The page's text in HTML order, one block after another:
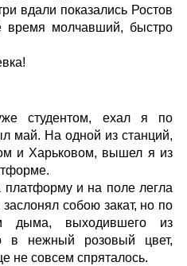
вдали показались Ростов
время молчавший, быстро
студентом, ехал я по
май. На одной из станций,
и Харьковом, вышел я из
и на поле легла
собою закат, но по
дыма, выходившего из
в нежный розовый цвет,
не совсем спряталось.